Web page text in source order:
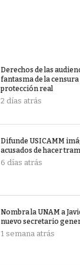
Derechos de las
fantasma de la
protección real
2 días atrás
Difunde USICAMM
acusados de hacer
6 días atrás
Nombra la UNAM a
nuevo secretario
1 semana atrás